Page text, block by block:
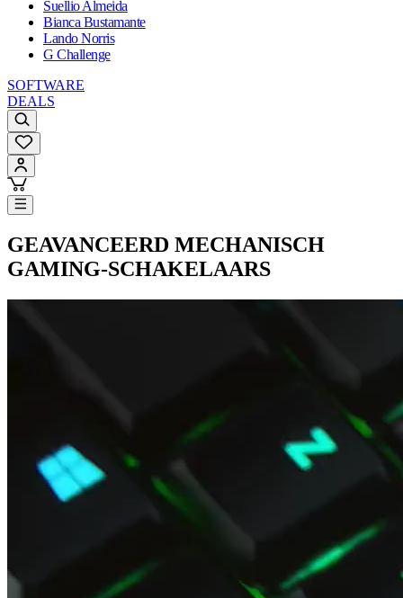
Suellio Almeida
Bianca Bustamante
Lando Norris
G Challenge
SOFTWARE
DEALS
GEAVANCEERD MECHANISCH
GAMING-SCHAKELAARS